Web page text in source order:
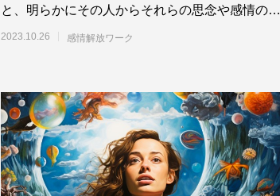
と、明らかにその人からそれらの思念や感情の波
動が浮いているように異質に感じられるからで
2023.10.26 感情解放ワーク